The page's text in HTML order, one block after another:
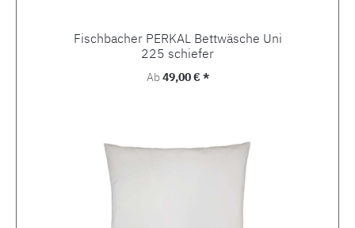
Fischbacher PERKAL Bettwäsche Uni
225 schiefer
Regulärer Preis:
Ab49,00 € *